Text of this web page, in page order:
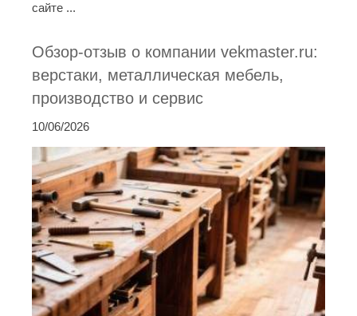
сайте ...
Обзор-отзыв о компании vekmaster.ru:
верстаки, металлическая мебель,
производство и сервис
10/06/2026